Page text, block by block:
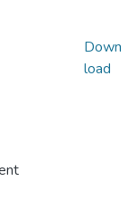
Down
load